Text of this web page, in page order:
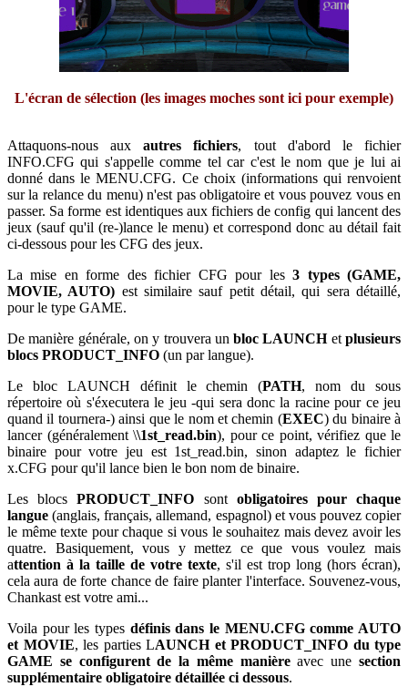
L'écran de sélection (les images moches sont ici pour exemple)
Attaquons-nous auxautres fichiers, tout d'abord le fichier
INFO.CFG qui s'appelle comme tel car c'est le nom que je lui ai
donné dans le MENU.CFG. Ce choix (informations qui renvoient
sur la relance du menu) n'est pas obligatoire et vous pouvez vous en
passer. Sa forme est identiques aux fichiers de config qui lancent des
jeux (sauf qu'il (re-)lance le menu) et correspond donc au détail fait
ci-dessous pour les CFG des jeux.
La mise en forme des fichier CFG pour les3 types (GAME,
MOVIE, AUTO) est similaire sauf petit détail, qui sera détaillé,
pour le type GAME.
De manière générale, on y trouvera unbloc LAUNCHetplusieurs
blocs PRODUCT_INFO (un par langue).
Le bloc LAUNCH définit le chemin (PATH, nom du sous
répertoire où s'éxecutera le jeu -qui sera donc la racine pour ce jeu
quand il tournera-) ainsi que le nom et chemin (EXEC) du binaire à
lancer (généralement \\1st_read.bin), pour ce point, vérifiez que le
binaire pour votre jeu est 1st_read.bin, sinon adaptez le fichier
x.CFG pour qu'il lance bien le bon nom de binaire.
Les blocsPRODUCT_INFO sont obligatoires pour chaque
langue (anglais, français, allemand, espagnol) et vous pouvez copier
le même texte pour chaque si vous le souhaitez mais devez avoir les
quatre. Basiquement, vous y mettez ce que vous voulez mais
attention à la taille de votre texte, s'il est trop long (hors écran),
cela aura de forte chance de faire planter l'interface. Souvenez-vous,
Chankast est votre ami...
Voila pour les types définis dans le MENU.CFG comme AUTO
et MOVIE, les parties LAUNCH et PRODUCT_INFO du type
GAME se configurent de la même manièreavec unesection
supplémentaire obligatoire détaillée ci dessous.